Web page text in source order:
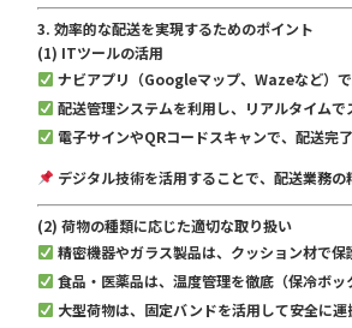
3. 効率的な配送を実現するためのポイント
(1) ITツールの活用
ナビアプリ（Googleマップ、Wazeなど）
配送管理システムを利用し、リアルタイムで
電子サインやQRコードスキャンで、配送完
デジタル技術を活用することで、配送業務の
(2) 荷物の種類に応じた適切な取り扱い
精密機器やガラス製品は、クッション材で保
食品・医薬品は、温度管理を徹底（保冷ボッ
大型荷物は、固定バンドを活用して安全に運